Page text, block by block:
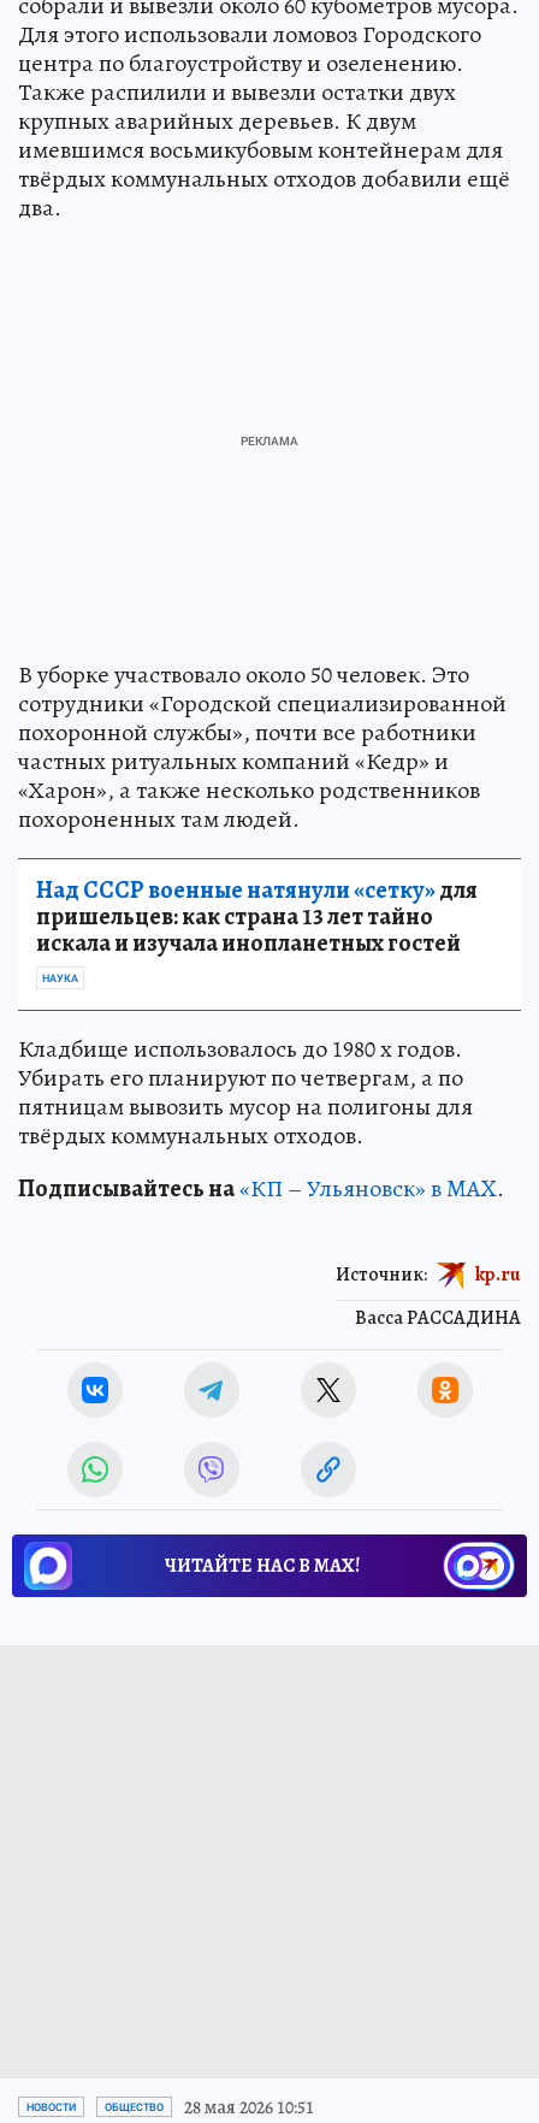
Для этого использовали ломовоз Городского
центра по благоустройству и озеленению.
Также распилили и вывезли остатки двух
крупных аварийных деревьев. К двум
имевшимся восьмикубовым контейнерам для
твёрдых коммунальных отходов добавили ещё
два.
В уборке участвовало около 50 человек. Это
сотрудники «Городской специализированной
похоронной службы», почти все работники
частных ритуальных компаний «Кедр» и
«Харон», а также несколько родственников
похороненных там людей.
Над СССР военные натянули «сетку»для
пришельцев: как страна 13 лет тайно
искала и изучала инопланетных гостей
НАУКА
Кладбище использовалось до 1980 х годов.
Убирать его планируют по четвергам, а по
пятницам вывозить мусор на полигоны для
твёрдых коммунальных отходов.
Подписывайтесь на«КП – Ульяновск» в MAX.
Васса РАССАДИНА
Источник: kp.ru
ЧИТАЙТЕ НАС В МАХ!
НОВОСТИ ОБЩЕСТВО 28 мая 2026 10:51